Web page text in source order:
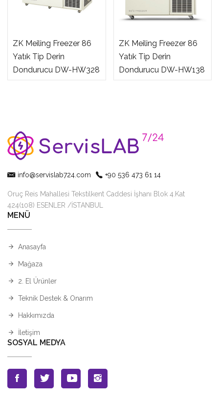
ZK Meiling Freezer 86
Yatık Tip Derin
Dondurucu DW-HW328
ZK Meiling Freezer 86
Yatık Tip Derin
Dondurucu DW-HW138
info@servislab724.com +90 536 473 61 14
Oruç Reis Mahallesi Tekstilkent Caddesi İşhanı Blok 4.Kat
424(108) ESENLER /İSTANBUL
MENÜ
Anasayfa
Mağaza
2. El Ürünler
Teknik Destek & Onarım
Hakkımızda
İletişim
SOSYAL MEDYA